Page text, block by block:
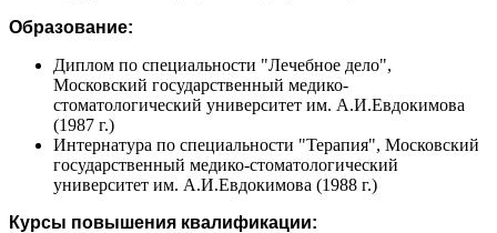
Образование:
Диплом по специальности "Лечебное дело",
Московский государственный медико-
стоматологический университет им. А.И.Евдокимова
(1987 г.)
Интернатура по специальности "Терапия", Московский
государственный медико-стоматологический
университет им. А.И.Евдокимова (1988 г.)
Курсы повышения квалификации: